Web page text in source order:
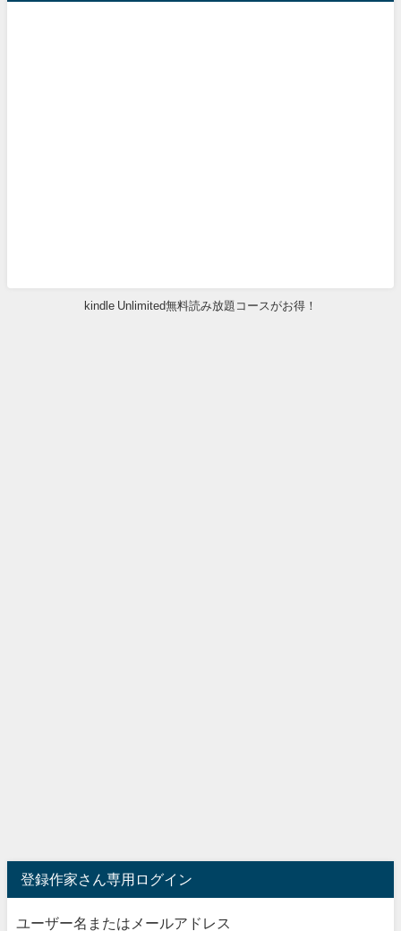
kindle Unlimited無料読み放題コースがお得！
登録作家さん専用ログイン
ユーザー名またはメールアドレス